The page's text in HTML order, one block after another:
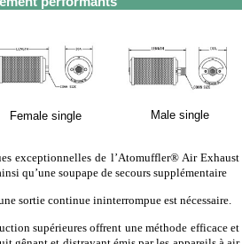
Female single Male single
exceptionnelles de l’Atomuffler® Air Exhaust
qu’une soupape de secours supplémentaire
sortie continue ininterrompue est nécessaire.
supérieures offrent une méthode efficace et